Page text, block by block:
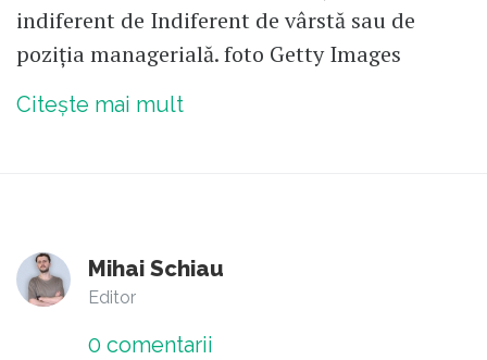
indiferent de Indiferent de vârstă sau de
poziția managerială. foto Getty Images
Citește mai mult
Mihai Schiau
Editor
0 comentarii